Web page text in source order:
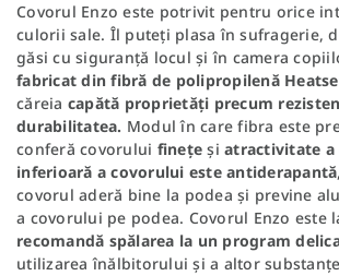
Covorul Enzo este potrivit pentru orice
culorii sale. Îl puteți plasa în sufragerie,
găsi cu siguranță locul și în camera
fabricat din fibră de polipropilenă
căreia capătă proprietăți precum
durabilitatea. Modul în care fibra este
conferă covorului finețe și atractivitate
inferioară a covorului este antiderapantă
covorul aderă bine la podea și previne
a covorului pe podea. Covorul Enzo este
recomandă spălarea la un program
utilizarea înălbitorului și a altor